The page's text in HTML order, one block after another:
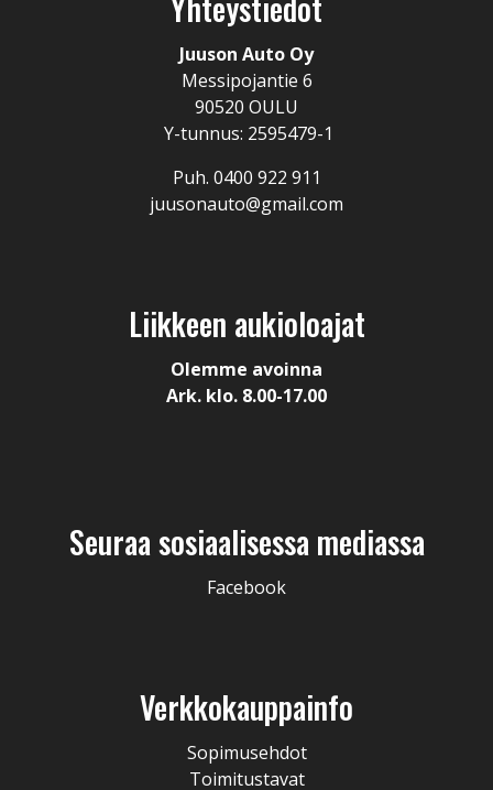
Juuson Auto Oy
Messipojantie 6
90520 OULU
Y-tunnus: 2595479-1
Puh. 0400 922 911
juusonauto@gmail.com
Liikkeen aukioloajat
Olemme avoinna
Ark. klo. 8.00-17.00
Seuraa sosiaalisessa mediassa
Facebook
Verkkokauppainfo
Sopimusehdot
Toimitustavat